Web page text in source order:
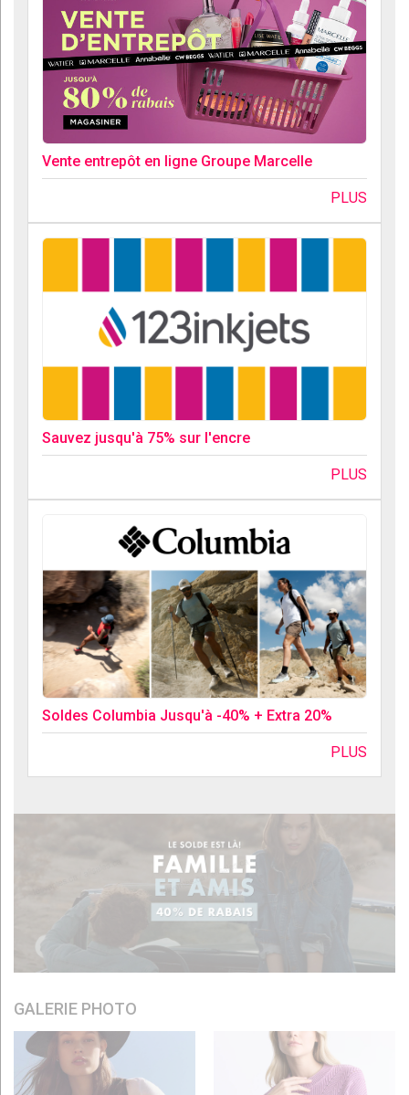
Vente entrepôt en ligne Groupe Marcelle
PLUS
Sauvez jusqu'à 75% sur l'encre
PLUS
Soldes Columbia Jusqu'à -40% + Extra 20%
PLUS
GALERIE PHOTO